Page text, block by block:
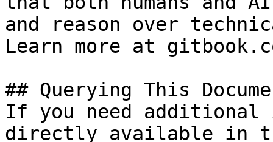
and reason over
Learn more at
## Querying This
If you need
directly available in